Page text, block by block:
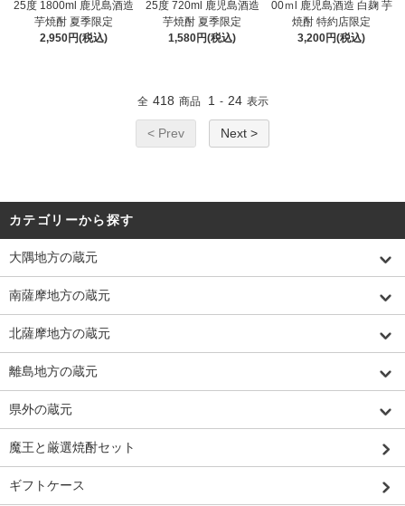
25度 1800ml 鹿児島酒造
芋焼酎 夏季限定
2,950円(税込)
25度 720ml 鹿児島酒造
芋焼酎 夏季限定
1,580円(税込)
00ｍl 鹿児島酒造 白麹 芋
焼酎 特約店限定
3,200円(税込)
全 418 商品 1 - 24 表示
< Prev Next >
カテゴリーから探す
大隅地方の蔵元
南薩摩地方の蔵元
北薩摩地方の蔵元
離島地方の蔵元
県外の蔵元
魔王と厳選焼酎セット
ギフトケース